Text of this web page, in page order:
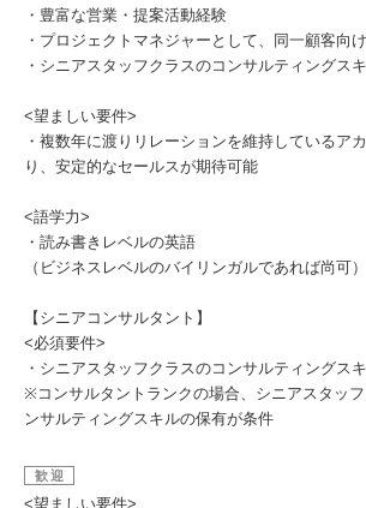
・豊富な営業・提案活動経験
・プロジェクトマネジャーとして、同一顧客向
・シニアスタッフクラスのコンサルティングス
<望ましい要件>
・複数年に渡りリレーションを維持しているア
り、安定的なセールスが期待可能
<語学力>
・読み書きレベルの英語
（ビジネスレベルのバイリンガルであれば尚可）
【シニアコンサルタント】
<必須要件>
・シニアスタッフクラスのコンサルティングス
※コンサルタントランクの場合、シニアスタッ
ンサルティングスキルの保有が条件
歓迎
<望ましい要件>